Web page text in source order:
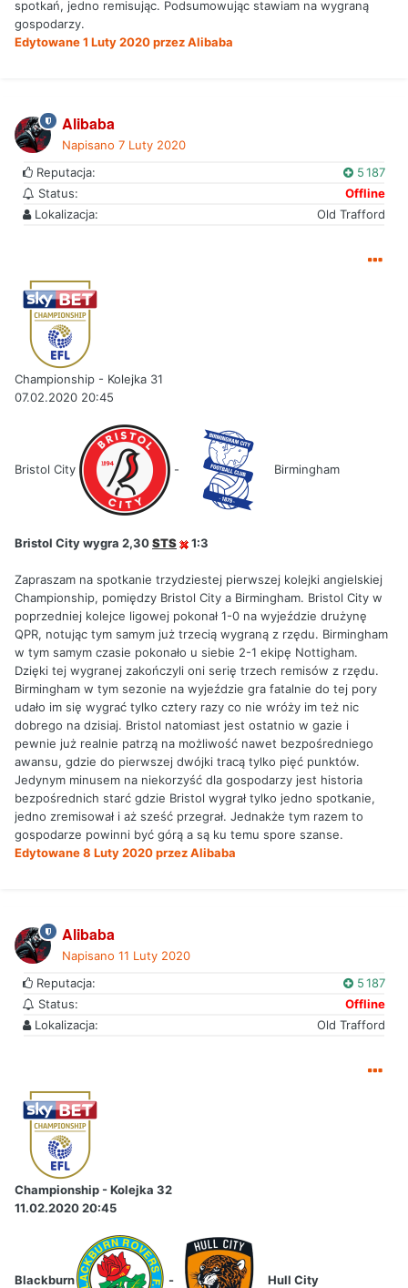
spotkań, jedno remisując. Podsumowując stawiam na wygraną
gospodarzy.
Edytowane1 Luty 2020przez Alibaba
Alibaba
Napisano 7 Luty 2020
Reputacja:
5 187
Status:
Offline
Lokalizacja:
Old Trafford
Championship - Kolejka 31
07.02.2020 20:45
Bristol City - Birmingham
Bristol City wygra 2,30STS 1:3
Zapraszam na spotkanie trzydziestej pierwszej kolejki angielskiej
Championship, pomiędzy Bristol City a Birmingham. Bristol City w
poprzedniej kolejce ligowej pokonał 1-0 na wyjeździe drużynę
QPR, notując tym samym już trzecią wygraną z rzędu. Birmingham
w tym samym czasie pokonało u siebie 2-1 ekipę Nottigham.
Dzięki tej wygranej zakończyli oni serię trzech remisów z rzędu.
Birmingham w tym sezonie na wyjeździe gra fatalnie do tej pory
udało im się wygrać tylko cztery razy co nie wróży im też nic
dobrego na dzisiaj. Bristol natomiast jest ostatnio w gazie i
pewnie już realnie patrzą na możliwość nawet bezpośredniego
awansu, gdzie do pierwszej dwójki tracą tylko pięć punktów.
Jedynym minusem na niekorzyść dla gospodarzy jest historia
bezpośrednich starć gdzie Bristol wygrał tylko jedno spotkanie,
jedno zremisował i aż sześć przegrał. Jednakże tym razem to
gospodarze powinni być górą a są ku temu spore szanse.
Edytowane8 Luty 2020przez Alibaba
Alibaba
Napisano 11 Luty 2020
Reputacja:
5 187
Status:
Offline
Lokalizacja:
Old Trafford
Championship - Kolejka 32
11.02.2020 20:45
Blackburn - Hull City